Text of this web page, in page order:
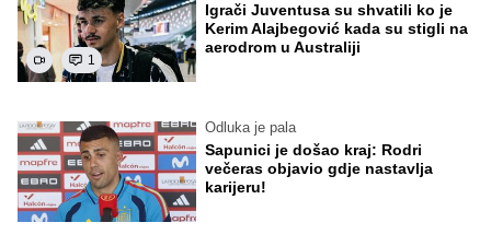
1
Igrači Juventusa su shvatili ko je
Kerim Alajbegović kada su stigli na
aerodrom u Australiji
Odluka je pala
Sapunici je došao kraj: Rodri
večeras objavio gdje nastavlja
karijeru!